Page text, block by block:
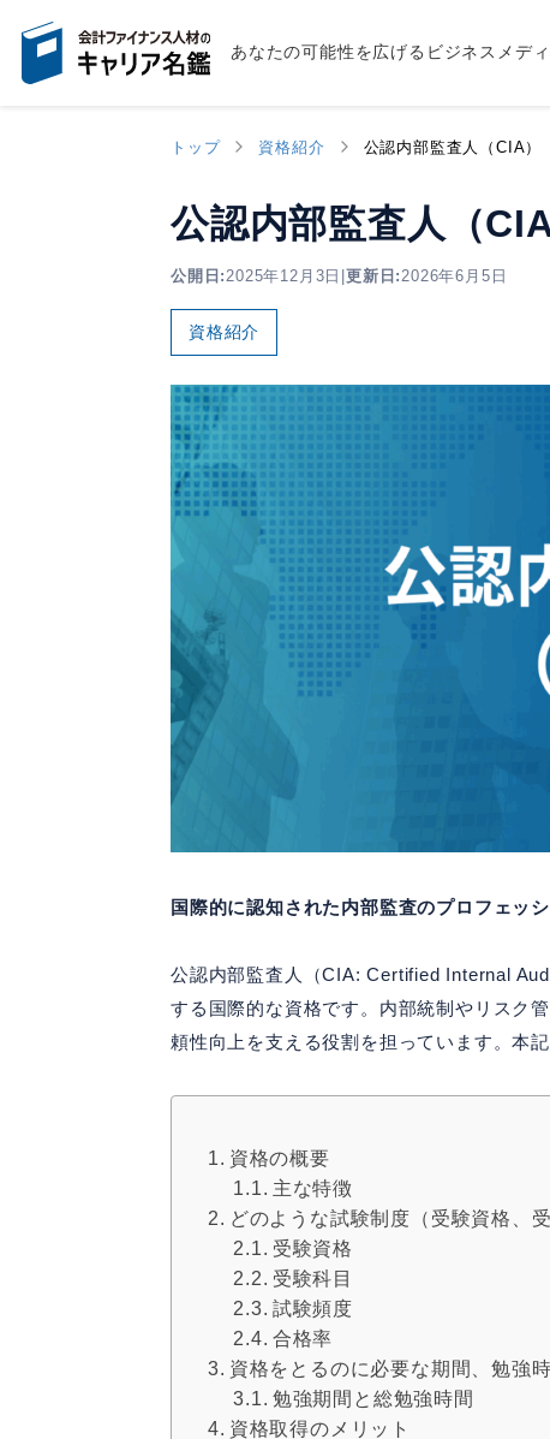
あなたの可能性を広げるビジネスメデ
トップ 資格紹介 公認内部監査人（CIA）
公認内部監査人（CIA
公開日: 2025年12月3日 |更新日: 2026年6月5日
資格紹介
国際的に認知された内部監査のプロフェッシ
公認内部監査人（CIA: Certified Internal
する国際的な資格です。内部統制やリスク
頼性向上を支える役割を担っています。本
資格の概要
主な特徴
どのような試験制度（受験資格、
受験資格
受験科目
試験頻度
合格率
資格をとるのに必要な期間、勉強
勉強期間と総勉強時間
資格取得のメリット